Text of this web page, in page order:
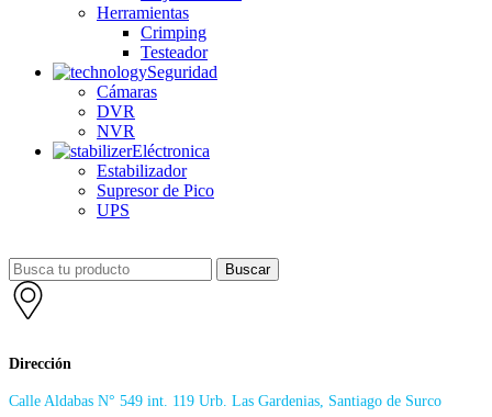
Herramientas
Crimping
Testeador
Seguridad
Cámaras
DVR
NVR
Eléctronica
Estabilizador
Supresor de Pico
UPS
Buscar
Dirección
Calle Aldabas N° 549 int. 119 Urb. Las Gardenias, Santiago de Surco